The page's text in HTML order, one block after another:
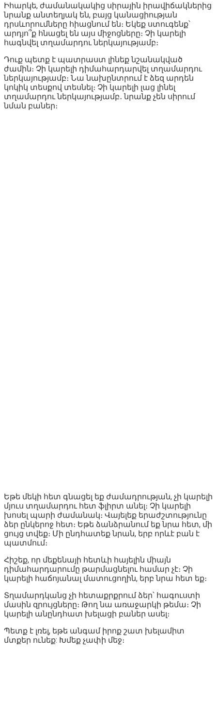
Իհարկե, ժամանակակից սիրային իրավիճակներից
նրանք անտեղյակ են, բայց կանացիության
դրսևորումները հիացնում են։ Եկեք ստուգենք՝
արդյո՞ք հնացել են այս միջոցները։ Չի կարելի
հագնվել տղամարդու ներկայությամբ։
Դուք պետք է պատրաստ լինեք նշանակված
ժամին։ Չի կարելի դիմահարդարվել տղամարդու
ներկայությամբ։ Նա նախընտրում է ձեզ արդեն
կոկիկ տեսքով տեսնել։ Չի կարելի լաց լինել
տղամարդու ներկայությամբ․ նրանք չեն սիրում
նման բաներ։
Եթե մեկի հետ գնացել եք ժամադրության, չի կարելի
մյուս տղամարդու հետ ֆլիրտ անել։ Չի կարելի
խոսել պարի ժամանակ։ Վայելեք երաժշտությունը
ձեր ընկերոջ հետ։ Եթե ձանձրանում եք նրա հետ, մի
ցույց տվեք։ Մի ընդհատեք նրան, երբ որևէ բան է
պատմում։
Հիշեք, որ մեքենայի հետևի հայելին միայն
դիմահարդարումը թարմացնելու համար չէ։ Չի
կարելի հաճոյանալ մատուցողին, երբ նրա հետ եք։
Տղամարդկանց չի հետաքրքրում ձեր՝ հագուստի
մասին զրույցները։ Թող նա առաջարկի թեմա։ Չի
կարելի անընդհատ խելացի բաներ ասել։
Պետք է լռել, եթե անգամ իրոք շատ խելամիտ
մտքեր ունեք: Խմեք չափի մեջ։